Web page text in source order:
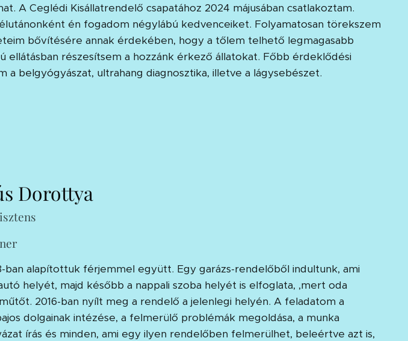
A Ceglédi Kisállatrendelő csapatához 2024 májusában csatlakoztam.
én fogadom négylábú kedvenceiket. Folyamatosan törekszem
bővítésére annak érdekében, hogy a tőlem telhető legmagasabb
ellátásban részesítsem a hozzánk érkező állatokat. Főbb érdeklődési
a belgyógyászat, ultrahang diagnosztika, illetve a lágysebészet.
Dorottya
alapítottuk férjemmel együtt. Egy garázs-rendelőből indultunk, ami
helyét, majd később a nappali szoba helyét is elfoglata, ,mert oda
2016-ban nyílt meg a rendelő a jelenlegi helyén. A feladatom a
dolgainak intézése, a felmerülő problémák megoldása, a munka
írás és minden, ami egy ilyen rendelőben felmerülhet, beleértve azt is,